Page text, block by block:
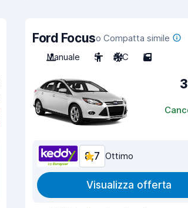
Ford Focuso Compatta simile
Manuale
5 A/C 5
8,7 Ottimo
Visualizza offerta